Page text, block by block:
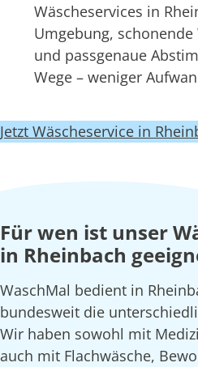
Wäscheservices in
Umgebung,
und passgenaue
Wege – weniger
Jetzt Wäscheservice in
Für wen ist unser
in Rheinbach
WaschMal bedient in
bundesweit die
Wir haben sowohl mit
auch mit Flachwäsche,